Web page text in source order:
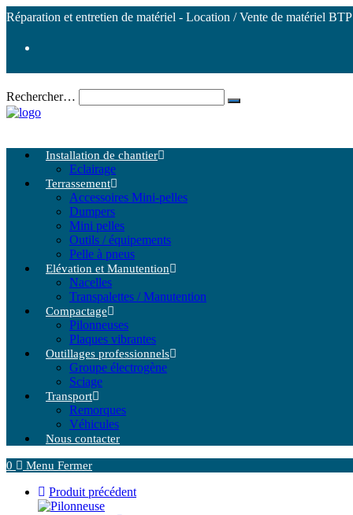
Réparation et entretien de matériel - Location / Vente de matériel BTP
Rechercher…
Installation de chantier
Eclairage
Terrassement
Accessoires Mini-pelles
Dumpers
Mini pelles
Outils / équipements
Pelle à pneus
Elévation et Manutention
Nacelles
Transpalettes / Manutention
Compactage
Pilonneuses
Plaques vibrantes
Outillages professionnels
Groupe électrogène
Sciage
Transport
Remorques
Véhicules
Nous contacter
0 Menu Fermer
Produit précédent